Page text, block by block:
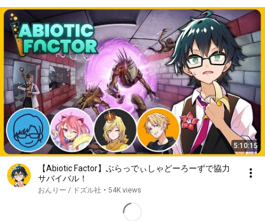
5:10:15
【Abiotic Factor】ぶらっでぃしゃどーろーずで協力
サバイバル！
おんりー / ドズル社 • 54K views